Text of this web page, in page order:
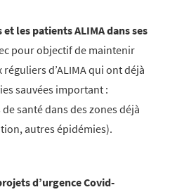
les patients ALIMA dans ses
pour objectif de maintenir
d’ALIMA qui ont déjà
sauvées important :
santé dans des zones déjà
autres épidémies).
d’urgence Covid-